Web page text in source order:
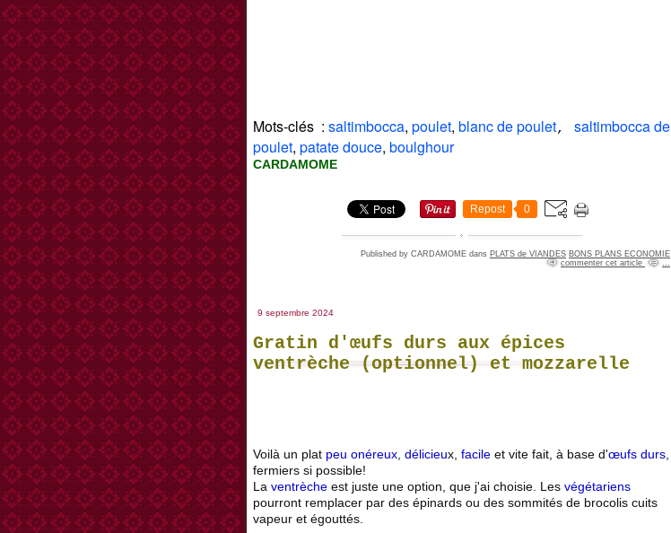
Mots-clés : saltimbocca, poulet, blanc de poulet, saltimbocca de
poulet, patate douce, boulghour
CARDAMOME
Repost 0
Published by CARDAMOME dans PLATS de VIANDES BONS PLANS ECONOMIE
commenter cet article
…
9 septembre 2024
Gratin d'œufs durs aux épices
ventrèche (optionnel) et mozzarelle
Voilà un plat peu onéreux, délicieux, facile et vite fait, à base d'œufs durs,
fermiers si possible!
La ventrèche est juste une option, que j'ai choisie. Les végétariens
pourront remplacer par des épinards ou des sommités de brocolis cuits
vapeur et égouttés.